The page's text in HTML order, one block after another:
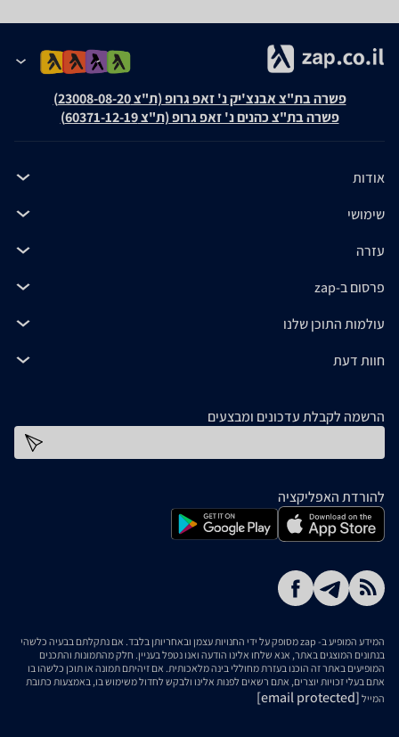
פשרה בת"צ אבנצ'יק נ' זאפ גרופ (ת"צ 23008-08-20)
פשרה בת"צ כהנים נ' זאפ גרופ (ת"צ 60371-12-19)
אודות
שימושי
עזרה
פרסום ב-zap
עולמות התוכן שלנו
חוות דעת
הרשמה לקבלת עדכונים ומבצעים
להורדת האפליקציה
המידע המופיע ב- zap מסופק על ידי החנויות עצמן ובאחריותן בלבד. אם נתקלתם בבעיה כלשהי
בנתונים המוצגים באתר, אנא שלחו אלינו הודעה ואנו נטפל בעניין. חלק מהתמונות והתכנים
המופיעים באתר זה הוכנו בעזרת מחוללי בינה מלאכותית. אם זיהיתם תמונה או תוכן כלשהו בו
אתם בעלי זכויות יוצרים, אתם רשאים לפנות אלינו ולבקש לחדול משימוש בו, באמצעות כתובת
המייל [email protected]